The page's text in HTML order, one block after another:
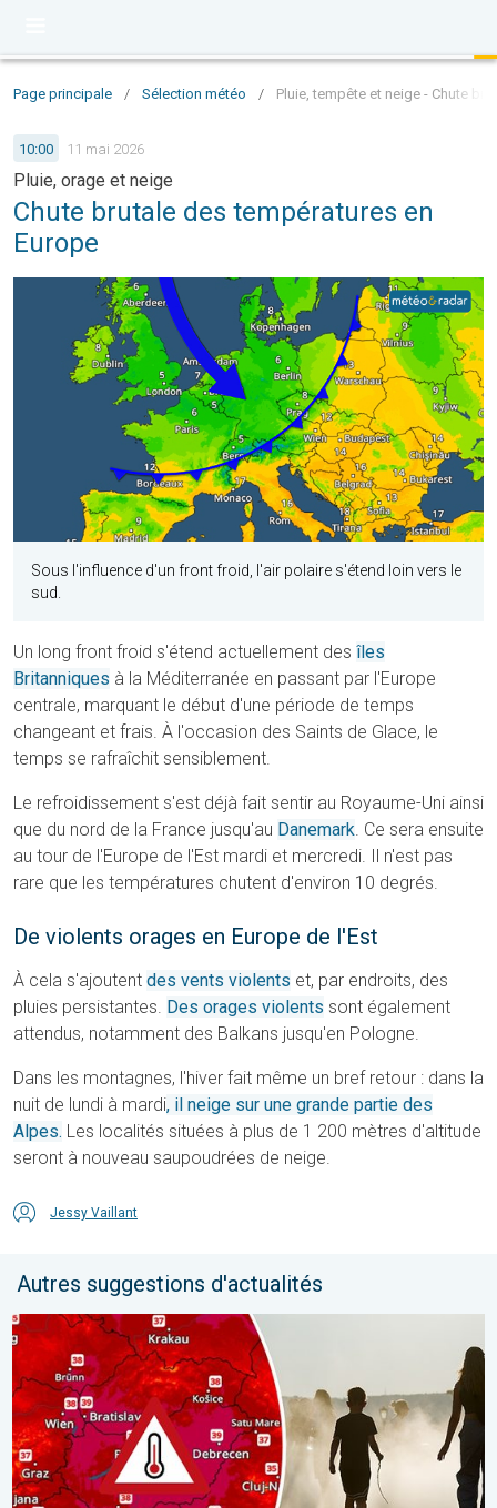
Page principale / Sélection météo / Pluie, tempête et neige - Chute
10:00 11 mai 2026
Pluie, orage et neige
Chute brutale des températures en
Europe
Sous l'influence d'un front froid, l'air polaire s'étend loin vers le
sud.
Un long front froid s'étend actuellement des îles
Britanniques à la Méditerranée en passant par l'Europe
centrale, marquant le début d'une période de temps
changeant et frais. À l'occasion des Saints de Glace, le
temps se rafraîchit sensiblement.
Le refroidissement s'est déjà fait sentir au Royaume-Uni ainsi
que du nord de la France jusqu'au Danemark. Ce sera ensuite
au tour de l'Europe de l'Est mardi et mercredi. Il n'est pas
rare que les températures chutent d'environ 10 degrés.
De violents orages en Europe de l'Est
À cela s'ajoutent des vents violents et, par endroits, des
pluies persistantes. Des orages violents sont également
attendus, notamment des Balkans jusqu'en Pologne.
Dans les montagnes, l'hiver fait même un bref retour : dans la
nuit de lundi à mardi, il neige sur une grande partie des
Alpes. Les localités situées à plus de 1 200 mètres d'altitude
seront à nouveau saupoudrées de neige.
Jessy Vaillant
Autres suggestions d'actualités
Des températures supérieures à 40°C. Canicule Europe de